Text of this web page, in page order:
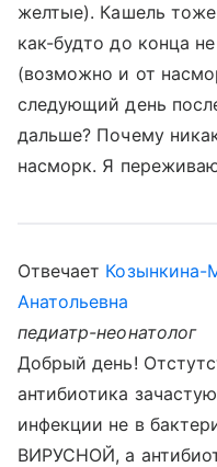
желтые). Кашель
как-будто до конца
(возможно и от
следующий день
дальше? Почему
насморк. Я
Отвечает Козынкина-
Анатольевна
педиатр-неонатолог
Добрый день!
антибиотика
инфекции не в
ВИРУСНОЙ, а